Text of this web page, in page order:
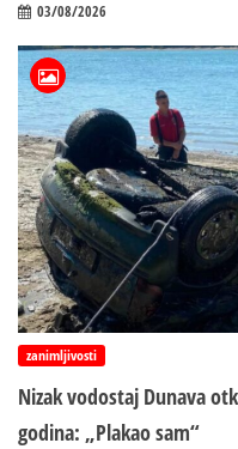
03/08/2026
zanimljivosti
Nizak vodostaj Dunava
godina: „Plakao sam“